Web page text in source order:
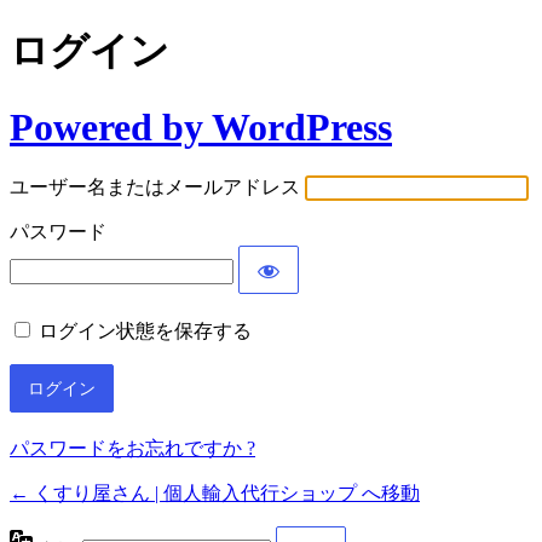
ログイン
Powered by WordPress
ユーザー名またはメールアドレス
パスワード
ログイン状態を保存する
パスワードをお忘れですか ?
← くすり屋さん | 個人輸入代行ショップ へ移動